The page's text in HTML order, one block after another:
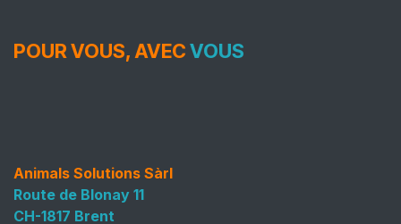
POUR VOUS, AVECVOUS
Animals Solutions Sàrl
Route de Blonay 11
CH-1817 Brent